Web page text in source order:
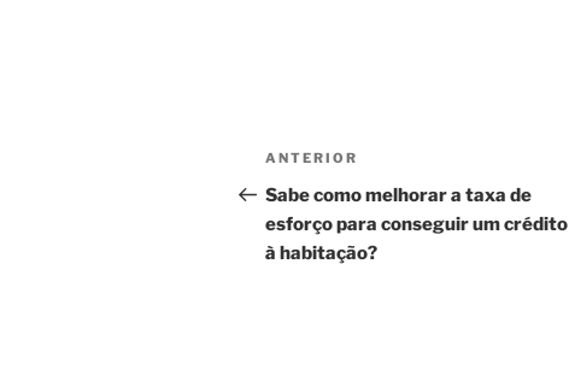
Navegação
de
artigos
Conteúdo
anterior
ANTERIOR
Sabe como melhorar a taxa de
esforço para conseguir um crédito
à habitação?